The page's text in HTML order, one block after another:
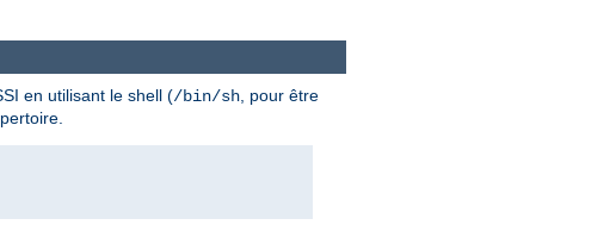
en utilisant le shell (/bin/sh , pour être